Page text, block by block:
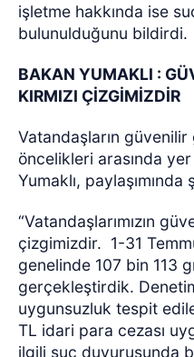
işletme hakkında ise
bulunulduğunu bildirdi.
BAKAN YUMAKLI :
KIRMIZI ÇİZGİMİZDİR
Vatandaşların güvenilir
öncelikleri arasında yer
Yumaklı, paylaşımında
“Vatandaşlarımızın
çizgimizdir. 1-31
genelinde 107 bin 113
gerçekleştirdik.
uygunsuzluk tespit
TL idari para cezası
ilgili suç duyurusunda